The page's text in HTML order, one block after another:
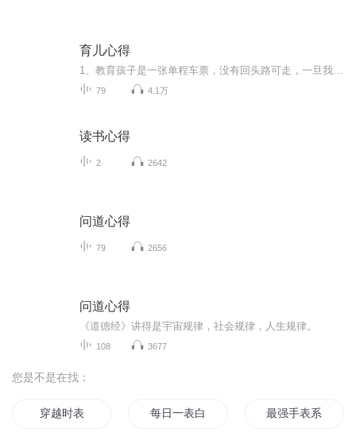
育儿心得
79 4.1万
读书心得
2 2642
问道心得
79 2656
问道心得
《道德经》讲得是宇宙规律，社会规律，人生规律。
108 3677
您是不是在找：
穿越时表 每日一表白 最强手表系统